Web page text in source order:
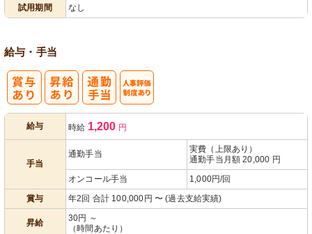
試用期間
なし
給与・手当
給与 時給 1,200 円
手当
通勤手当
実費（上限あり）
通勤手当月額 20,000 円
オンコール手当
1,000円/回
賞与
年2回 合計 100,000円 〜 (過去支給実績)
昇給
30円 ～
（時間あたり）